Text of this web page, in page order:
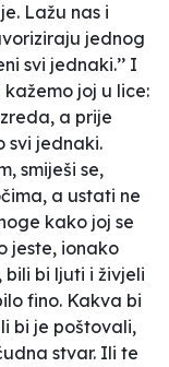
Lažu nas i
jednog
svi jednaki.’’ I
joj u lice:
a prije
svi jednaki.
smiješi se,
a ustati ne
kako joj se
jeste, ionako
bili bi ljuti i živjeli
fino. Kakva bi
bi je poštovali,
stvar. Ili te